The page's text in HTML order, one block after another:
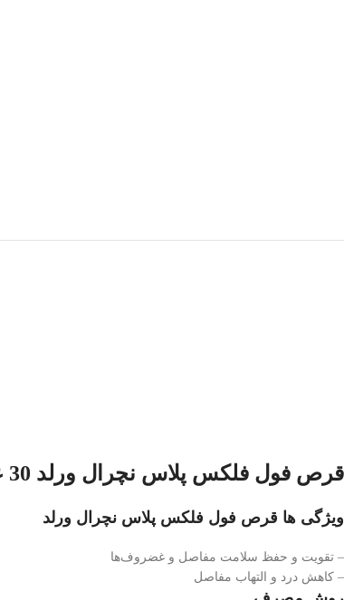
قرص فول فلکس پلاس نچرال ورلد 30 عددی
ویژگی ها قرص فول فلکس پلاس نچرال ورلد
– تقویت و حفظ سلامت مفاصل و غضروف‌ها
– کاهش درد و التهاب مفاصل